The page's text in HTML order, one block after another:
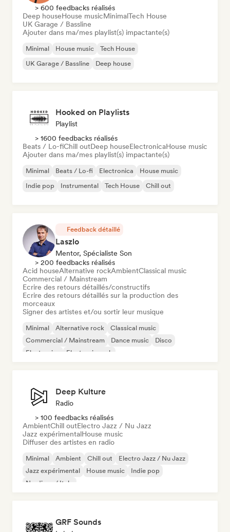
> 600 feedbacks réalisés
Deep houseHouse musicMinimalTech House
UK Garage / Bassline
Ajouter dans ma/mes playlist(s) impactante(s)
Minimal House music
Tech House
UK Garage / Bassline
Deep house
Hooked on Playlists
Playlist
> 1600 feedbacks réalisés
Beats / Lo-fiChill outDeep houseElectronicaHouse music
Ajouter dans ma/mes playlist(s) impactante(s)
Minimal Beats / Lo-fi Electronica
House music
Indie pop
Instrumental Tech House Chill out
Feedback détaillé
Laszlo
Mentor, Spécialiste Son
> 200 feedbacks réalisés
Acid houseAlternative rockAmbientClassical music
Commercial / Mainstream
Ecrire des retours détaillés/constructifs
Ecrire des retours détaillés sur la production des
morceaux
Signer des artistes et/ou sortir leur musique
Minimal Alternative rock
Classical music
Commercial / Mainstream
Dance music
Disco
Electronica
Electronic rock
Deep Kulture
Radio
> 100 feedbacks réalisés
AmbientChill outElectro Jazz / Nu Jazz
Jazz expérimentalHouse music
Diffuser des artistes en radio
Minimal Ambient Chill out
Electro Jazz / Nu Jazz
Jazz expérimental
House music
Indie pop
Nu-disco / Italo
GRF Sounds